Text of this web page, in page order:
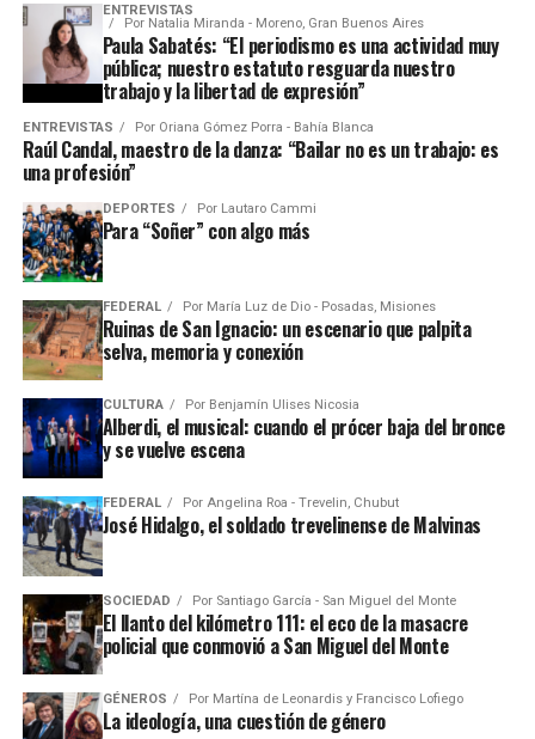
ENTREVISTAS
Por Natalia Miranda - Moreno, Gran Buenos Aires
Paula Sabatés: “El periodismo es una actividad muy
pública; nuestro estatuto resguarda nuestro
trabajo y la libertad de expresión”
ENTREVISTAS Por Oriana Gómez Porra - Bahía Blanca
Raúl Candal, maestro de la danza: “Bailar no es un trabajo: es
una profesión”
DEPORTES Por Lautaro Cammi
Para “Soñer” con algo más
FEDERAL Por María Luz de Dio - Posadas, Misiones
Ruinas de San Ignacio: un escenario que palpita
selva, memoria y conexión
CULTURA Por Benjamín Ulises Nicosia
Alberdi, el musical: cuando el prócer baja del bronce
y se vuelve escena
FEDERAL Por Angelina Roa - Trevelin, Chubut
José Hidalgo, el soldado trevelinense de Malvinas
SOCIEDAD Por Santiago García - San Miguel del Monte
El llanto del kilómetro 111: el eco de la masacre
policial que conmovió a San Miguel del Monte
GÉNEROS Por Martína de Leonardis y Francisco Lofiego
La ideología, una cuestión de género